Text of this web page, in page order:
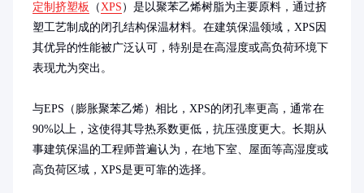
定制挤塑板 （XPS ）是以聚苯乙烯树脂为主要原料，通过挤
塑工艺制成的闭孔结构保温材料。在建筑保温领域，XPS因
其优异的性能被广泛认可，特别是在高湿度或高负荷环境下
表现尤为突出。
与EPS（膨胀聚苯乙烯）相比，XPS的闭孔率更高，通常在
90%以上，这使得其导热系数更低，抗压强度更大。长期从
事建筑保温的工程师普遍认为，在地下室、屋面等高湿度或
高负荷区域，XPS是更可靠的选择。